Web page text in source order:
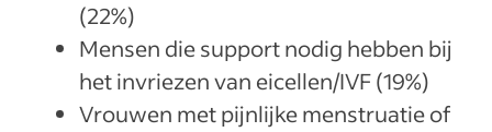
(22%)
Mensen die support nodig hebben bij
het invriezen van eicellen/IVF (19%)
Vrouwen met pijnlijke menstruatie of